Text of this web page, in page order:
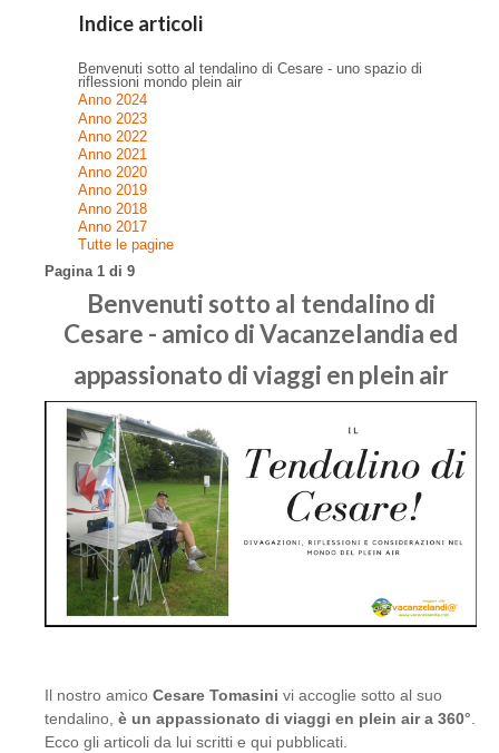
Indice articoli
Benvenuti sotto al tendalino di Cesare - uno spazio di
riflessioni mondo plein air
Anno 2024
Anno 2023
Anno 2022
Anno 2021
Anno 2020
Anno 2019
Anno 2018
Anno 2017
Tutte le pagine
Pagina 1 di 9
Benvenuti sotto al tendalino di
Cesare - amico di Vacanzelandia ed
appassionato di viaggi en plein air
Il nostro amico Cesare Tomasini vi accoglie sotto al suo
tendalino, è un appassionato di viaggi en plein air a 360°.
Ecco gli articoli da lui scritti e qui pubblicati.